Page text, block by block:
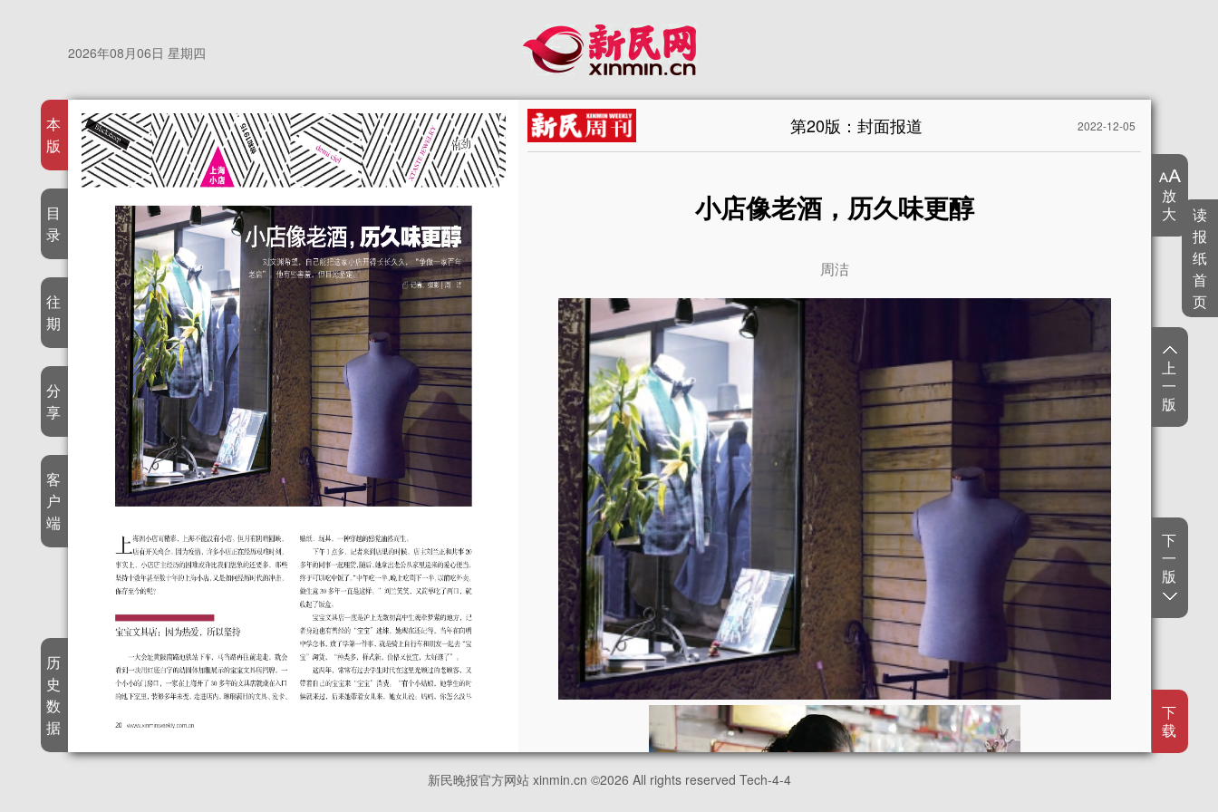
2026年08月06日 星期四
本
版
目
录
往
期
分
享
客
户
端
历
史
数
据
第20版：封面报道 2022-12-05
小店像老酒，历久味更醇
周洁
放
大
上
一
版
下
一
版
下
载
新民晚报官方网站 xinmin.cn ©2026 All rights reserved Tech-4-4
读
报
纸
首
页